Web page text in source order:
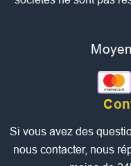
Si vous avez des
nous contacter, nous